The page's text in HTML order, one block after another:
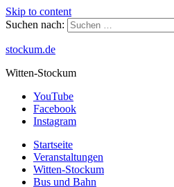
Skip to content
Suchen nach:
stockum.de
Witten-Stockum
YouTube
Facebook
Instagram
Startseite
Veranstaltungen
Witten-Stockum
Bus und Bahn